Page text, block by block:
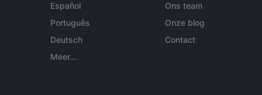
Español
Português
Deutsch
Meer...
Ons team
Onze blog
Contact